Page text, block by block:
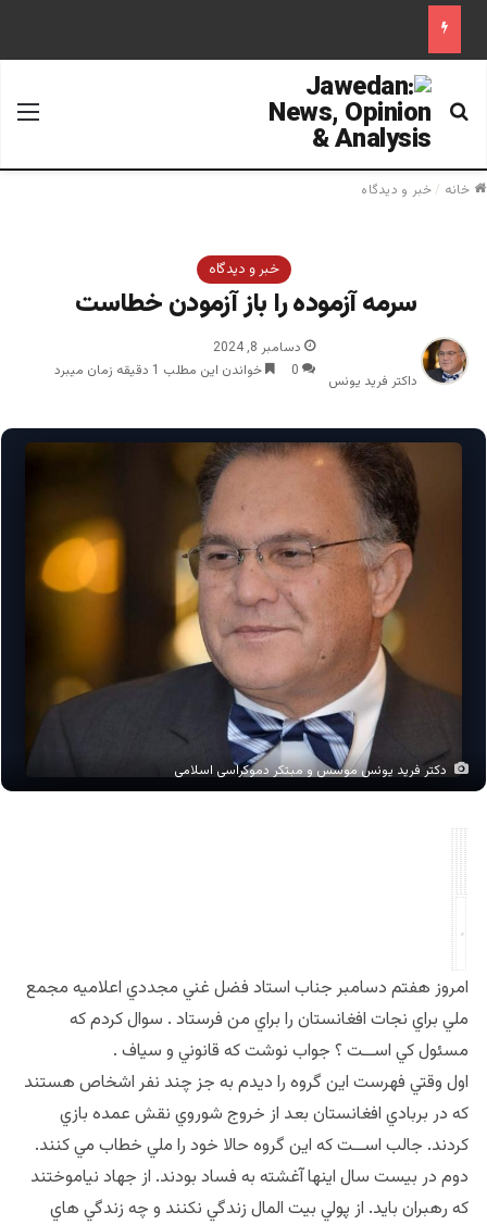
جستجو برای
خانه /خبر و دیدگاه
خبر و دیدگاه
سرمه آزموده را باز آزمودن خطاست ‎
داکتر فرید یونس
دسامبر 8, 2024
0
خواندن این مطلب 1 دقیقه زمان میبرد
دکتر فرید یونس موسس و مبتکر دموکراسی اسلامی
امروز هفتم دسامبر جناب استاد فضل غني مجددي اعلاميه مجمع
ملي براي نجات افغانستان را براي من فرستاد . سوال كردم كه
مسئول كي اســت ؟ جواب نوشت كه قانوني و سياف .
اول وقتي فهرست اين گروه را ديدم به جز چند نفر اشخاص هستند
كه در بربادي افغانستان بعد از خروج شوروي نقش عمده بازي
كردند. جالب اســت كه اين گروه حالا خود را ملي خطاب مي كنند.
دوم در بيست سال اينها آغشته به فساد بودند. از جهاد نياموختند
كه رهبران بايد. از پولي بيت المال زندگي نكنند و چه زندگي هاي